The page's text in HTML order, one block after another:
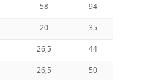
58 94
20 35
26,5 44
26,5 50